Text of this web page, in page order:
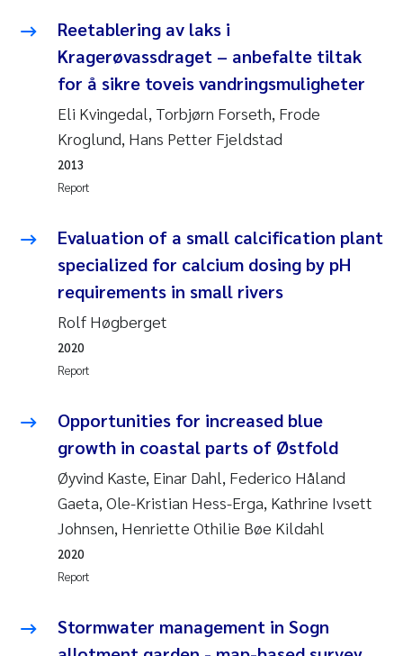
Roar Brænden
Prem Chand
Erling Aarhus Bratsberg
Susan Skogtvedt Røed
Elianne Dunthorn Egge
Heleen de Wit
Pierre Franqois Jaccard
Louise Valestrand
Maeve McGovern
Anastasia Georgantzopoulou
Sophie Mentzel
Reetablering av laks i
Kragerøvassdraget – anbefalte tiltak
for å sikre toveis vandringsmuligheter
Eli Kvingedal, Torbjørn Forseth, Frode
Kroglund, Hans Petter Fjeldstad
Report
2013
Evaluation of a small calcification plant
specialized for calcium dosing by pH
requirements in small rivers
Rolf Høgberget
Report
2020
Opportunities for increased blue
growth in coastal parts of Østfold
Øyvind Kaste, Einar Dahl, Federico Håland
Gaeta, Ole-Kristian Hess-Erga, Kathrine Ivsett
Johnsen, Henriette Othilie Bøe Kildahl
Report
2020
Stormwater management in Sogn